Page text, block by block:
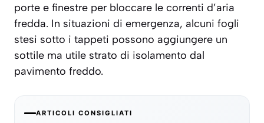
porte e finestre per bloccare le correnti d’aria
fredda. In situazioni di emergenza, alcuni fogli
stesi sotto i tappeti possono aggiungere un
sottile ma utile strato di isolamento dal
pavimento freddo.
ARTICOLI CONSIGLIATI